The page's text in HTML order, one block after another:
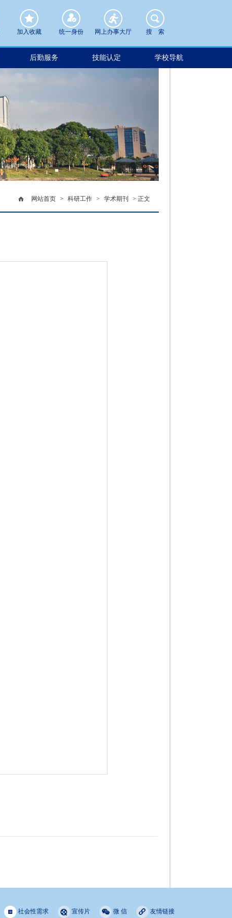
加入收藏 统一身份 网上办事大厅 搜 索
后勤服务 技能认定 学校导航
网站首页 > 科研工作 > 学术期刊 > 正文
社会性需求 宣传片 微 信 友情链接